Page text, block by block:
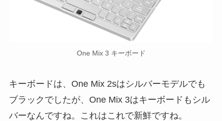
One Mix 3 キーボード
キーボードは、One Mix 2sはシルバーモデルでも
ブラックでしたが、One Mix 3はキーボードもシル
バーなんですね。これはこれで新鮮ですね。